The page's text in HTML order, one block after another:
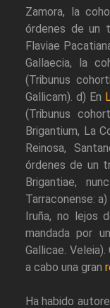
Zamora, la
órdenes de un
Flaviae
Gallaecia, la
(Tribunus
Gallicam). d) En
(Tribunus
Brigantium, La
Reinosa,
órdenes de un
Brigantiae,
Tarraconense:
Iruña, no lejos
mandada por
Gallicae.
a cabo una gran
Ha habido